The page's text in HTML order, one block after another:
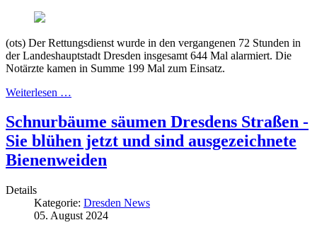
(ots) Der Rettungsdienst wurde in den vergangenen 72 Stunden in
der Landeshauptstadt Dresden insgesamt 644 Mal alarmiert. Die
Notärzte kamen in Summe 199 Mal zum Einsatz.
Weiterlesen …
Schnurbäume säumen Dresdens Straßen -
Sie blühen jetzt und sind ausgezeichnete
Bienenweiden
Details
Kategorie: Dresden News
05. August 2024